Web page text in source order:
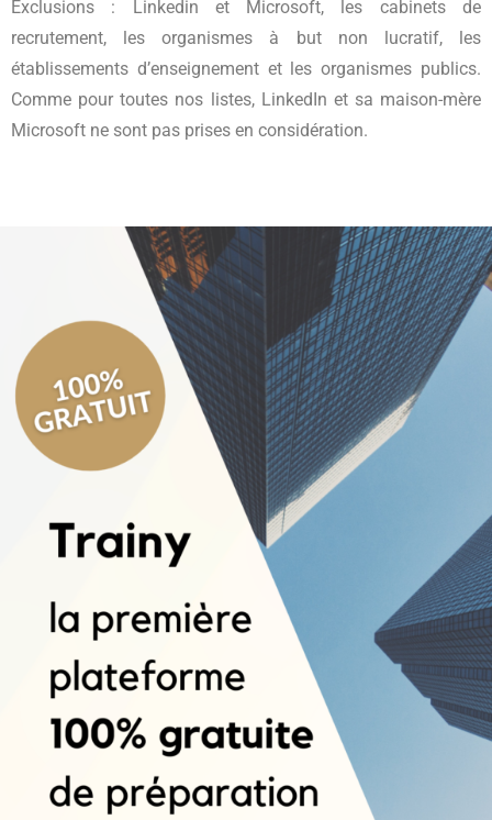
Exclusions : Linkedin et Microsoft, les cabinets de
recrutement, les organismes à but non lucratif, les
établissements d’enseignement et les organismes publics.
Comme pour toutes nos listes, LinkedIn et sa maison-mère
Microsoft ne sont pas prises en considération.